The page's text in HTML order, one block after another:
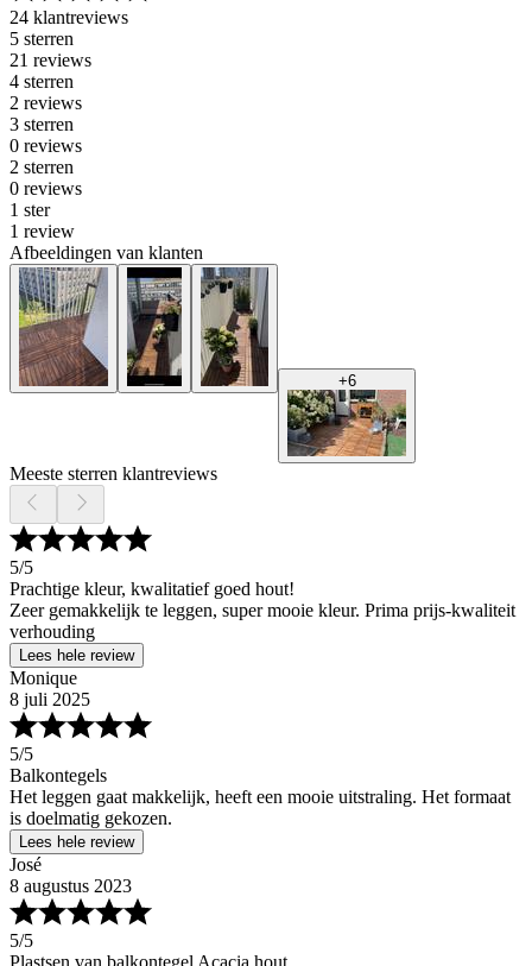
24 klantreviews
5 sterren
21 reviews
4 sterren
2 reviews
3 sterren
0 reviews
2 sterren
0 reviews
1 ster
1 review
Afbeeldingen van klanten
+6
Meeste sterren klantreviews
5/5
Prachtige kleur, kwalitatief goed hout!
Zeer gemakkelijk te leggen, super mooie kleur. Prima prijs-kwaliteit
verhouding
Lees hele review
Monique
8 juli 2025
5/5
Balkontegels
Het leggen gaat makkelijk, heeft een mooie uitstraling. Het formaat
is doelmatig gekozen.
Lees hele review
José
8 augustus 2023
5/5
Plastsen van balkontegel Acacia hout